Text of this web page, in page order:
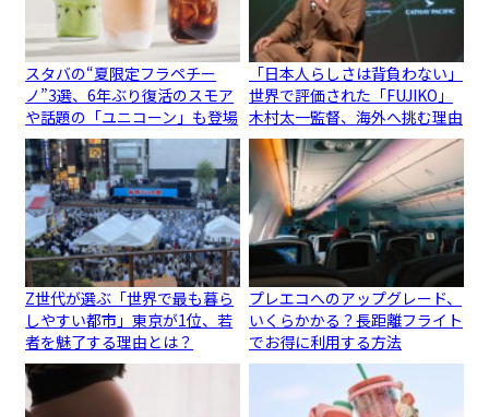
スタバの“夏限定フラペチー
ノ”3選、6年ぶり復活のスモア
や話題の「ユニコーン」も登場
「日本人らしさは背負わない」
世界で評価された「FUJIKO」
木村太一監督、海外へ挑む理由
Z世代が選ぶ「世界で最も暮ら
しやすい都市」東京が1位、若
者を魅了する理由とは？
プレエコへのアップグレード、
いくらかかる？長距離フライト
でお得に利用する方法